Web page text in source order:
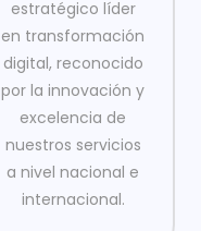
estratégico líder
en transformación
digital, reconocido
por la innovación y
excelencia de
nuestros servicios
a nivel nacional e
internacional.